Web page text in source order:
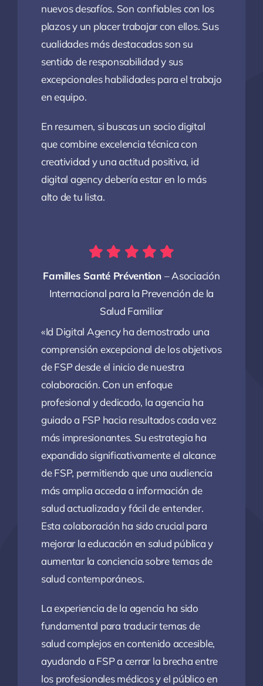
nuevos desafíos. Son confiables con los
plazos y un placer trabajar con ellos. Sus
cualidades más destacadas son su
sentido de responsabilidad y sus
excepcionales habilidades para el trabajo
en equipo.
En resumen, si buscas un socio digital
que combine excelencia técnica con
creatividad y una actitud positiva, id
digital agency debería estar en lo más
alto de tu lista.
Familles Santé Prévention – Asociación
Internacional para la Prevención de la
Salud Familiar
«Id Digital Agency ha demostrado una
comprensión excepcional de los objetivos
de FSP desde el inicio de nuestra
colaboración. Con un enfoque
profesional y dedicado, la agencia ha
guiado a FSP hacia resultados cada vez
más impresionantes. Su estrategia ha
expandido significativamente el alcance
de FSP, permitiendo que una audiencia
más amplia acceda a información de
salud actualizada y fácil de entender.
Esta colaboración ha sido crucial para
mejorar la educación en salud pública y
aumentar la conciencia sobre temas de
salud contemporáneos.
La experiencia de la agencia ha sido
fundamental para traducir temas de
salud complejos en contenido accesible,
ayudando a FSP a cerrar la brecha entre
los profesionales médicos y el público en